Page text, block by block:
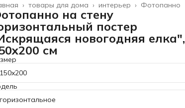
Фотопанно
интерьер ›
товары для дома ›
›
на стену
постер
новогодняя елка",
см
150x200
горизонтальное